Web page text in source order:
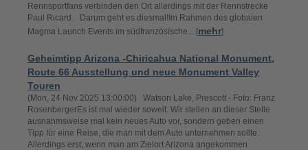
Rennsportfans verbinden den Ort allerdings mit der Rennstrecke
Paul Ricard. Darum geht es diesmal!Im Rahmen des globalen
Magma Launch Events im südfranzösische... [mehr]
Geheimtipp Arizona -Chiricahua National Monument,
Route 66 Ausstellung und neue Monument Valley
Touren
(Mon, 24 Nov 2025 13:00:00) Watson Lake, Prescott - Foto: Franz
RosenbergerEs ist mal wieder soweit. Wir stellen an dieser Stelle
ausnahmsweise mal kein neues Auto vor, sondern geben einen
Tipp für eine Reise, die man mit dem Auto unternehmen sollte.
Allerdings erst, wenn man am Zielort Arizona angekommen